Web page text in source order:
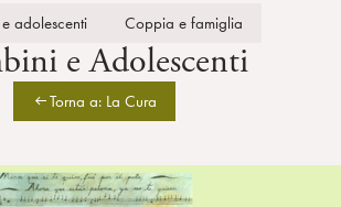
t
Torna a: La Cura
e Adolescenti
adolescenti Coppia e famiglia